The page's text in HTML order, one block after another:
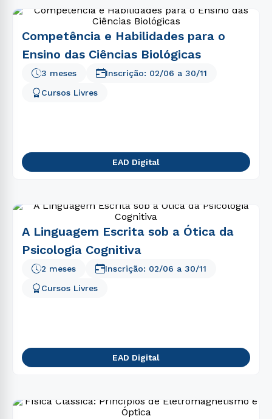
Competência e Habilidades para o
Ensino das Ciências Biológicas
Cursos Livres
3 meses Inscrição: 02/06 a 30/11
EAD Digital
A Linguagem Escrita sob a Ótica da
Psicologia Cognitiva
2 meses
Cursos Livres
Inscrição: 02/06 a 30/11
EAD Digital